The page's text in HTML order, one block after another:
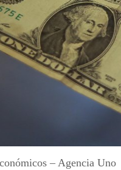
– Agencia Uno